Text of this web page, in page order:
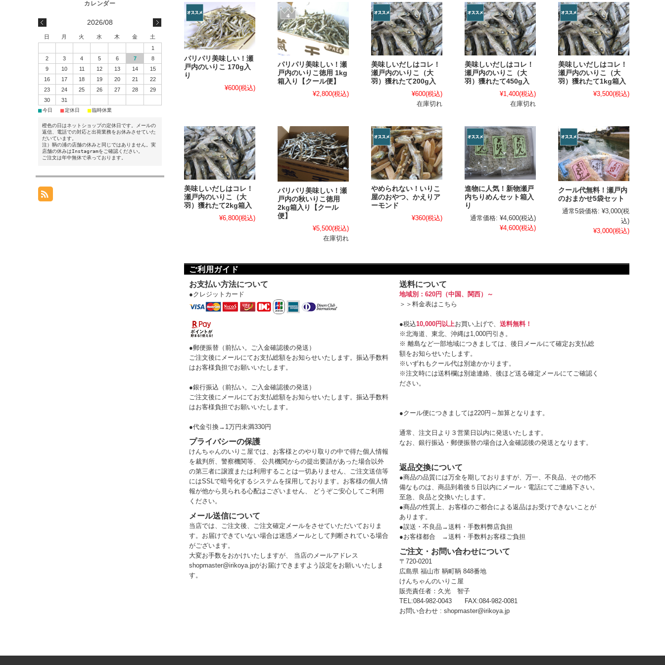
パリパリ美味しい！瀬
戸内のいりこ 170g入
り
¥600(税込)
パリパリ美味しい！瀬
戸内のいりこ徳用 1kg
箱入り【クール便】
¥2,800(税込)
美味しいだしはコレ！
瀬戸内のいりこ（大
羽）獲れたて200g入
¥600(税込)
在庫切れ
美味しいだしはコレ！
瀬戸内のいりこ（大
羽）獲れたて450g入
¥1,400(税込)
在庫切れ
美味しいだしはコレ！
瀬戸内のいりこ（大
羽）獲れたて1kg箱入
¥3,500(税込)
美味しいだしはコレ！
瀬戸内のいりこ（大
羽）獲れたて2kg箱入
¥6,800(税込)
パリパリ美味しい！瀬
戸内の秋いりこ徳用
2kg箱入り【クール
便】
¥5,500(税込)
在庫切れ
やめられない！いりこ
屋のおやつ、かえりア
ーモンド
¥360(税込)
進物に人気！新物瀬戸
内ちりめんセット箱入
り
通常価格: ¥4,600(税込)
¥4,600(税込)
クール代無料！瀬戸内
のおまかせ5袋セット
通常5袋価格: ¥3,000(税
込)
¥3,000(税込)
ご利用ガイド
お支払い方法について
●クレジットカード
●郵便振替（前払い。ご入金確認後の発送）
ご注文後にメールにてお支払総額をお知らせいたします。振込手数料
はお客様負担でお願いいたします。
●銀行振込（前払い。ご入金確認後の発送）
ご注文後にメールにてお支払総額をお知らせいたします。振込手数料
はお客様負担でお願いいたします。
●代金引換→1万円未満330円
プライバシーの保護
けんちゃんのいりこ屋では、お客様とのやり取りの中で得た個人情報
を裁判所、警察機関等、 公共機関からの提出要請があった場合以外
の第三者に譲渡または利用することは一切ありません、ご注文送信等
にはSSLで暗号化するシステムを採用しております。お客様の個人情
報が他から見られる心配はございません、 どうぞご安心してご利用
ください。
メール送信について
当店では、ご注文後、ご注文確定メールをさせていただいておりま
す。お届けできていない場合は迷惑メールとして判断されている場合
がございます。
大変お手数をおかけいたしますが、 当店のメールアドレス
shopmaster@irikoya.jpがお届けできますよう設定をお願いいたしま
す。
送料について
地域別：620円（中国、関西）～
＞＞ 料金表はこちら
●税込10,000円以上お買い上げで、 送料無料！
※北海道、東北、沖縄は1,000円引き。
※ 離島など一部地域につきましては、後日メールにて確定お支払総
額をお知らせいたします。
※いずれもクール代は別途かかります。
※注文時には送料欄は別途連絡、後ほど送る確定メールにてご確認く
ださい。
●クール便につきましては220円～加算となります。
通常、注文日より３営業日以内に発送いたします。
なお、銀行振込・郵便振替の場合は入金確認後の発送となります。
返品交換について
●商品の品質には万全を期しておりますが、万一、不良品、その他不
備なものは、商品到着後５日以内にメール・電話にてご連絡下さい。
至急、良品と交換いたします。
●商品の性質上、お客様のご都合による返品はお受けできないことが
あります。
●誤送・不良品→送料・手数料弊店負担
●お客様都合 →送料・手数料お客様ご負担
ご注文・お問い合わせについて
〒720-0201
広島県 福山市 鞆町鞆 848番地
けんちゃんのいりこ屋
販売責任者：久光 智子
TEL:084-982-0043 FAX:084-982-0081
お問い合わせ : shopmaster@irikoya.jp
2026/08
日 月 火 水 木 金
土
1
2
3 4 5 6 7
8
9
10 11 12 13 14
15
16
17 18 19 20 21
22
23
24 25 26 27 28
29
30
31
■今日 ■定休日 ■臨時休業
橙色の日はネットショップの定休日です。メールの
返信、電話での対応と出荷業務をお休みさせていた
だいています。
注）鞆の浦の店舗の休みと同じではありません。実
店舗の休みはInstagramをご確認ください。
ご注文は年中無休で承っております。